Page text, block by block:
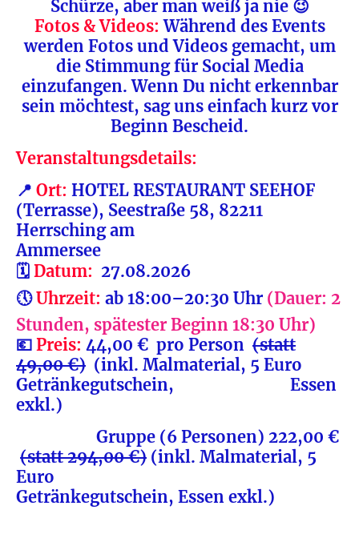
Schürze, aber man weiß ja nie 😉
Fotos & Videos: Während des Events
werden Fotos und Videos gemacht, um
die Stimmung für Social Media
einzufangen. Wenn Du nicht erkennbar
sein möchtest, sag uns einfach kurz vor
Beginn Bescheid.
Veranstaltungsdetails:
📍 Ort: HOTEL RESTAURANT SEEHOF
(Terrasse), Seestraße 58, 82211
Herrsching am
Ammersee
🗓️ Datum: 27.08.2026
🕔Uhrzeit: ab 18:00–20:30 Uhr (Dauer: 2
Stunden, spätester Beginn 18:30 Uhr)
💶 Preis: 44,00 € pro Person (statt
49,00 €) (inkl. Malmaterial, 5 Euro
Getränkegutschein, Essen
exkl.)
Gruppe (6 Personen) 222,00 €
(statt 294,00 €) (inkl. Malmaterial, 5
Euro
Getränkegutschein, Essen exkl.)